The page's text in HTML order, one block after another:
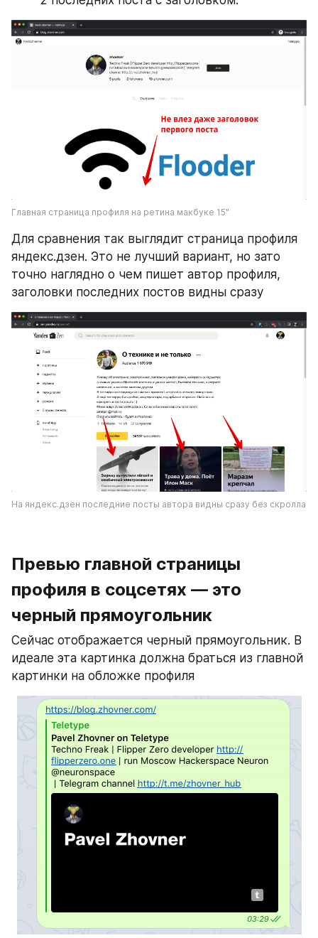
Главная страница профиля на ретина макбуке 15"
Для сравнения так выглядит страница профиля
яндекс.дзен. Это не лучший вариант, но зато
точно наглядно о чем пишет автор профиля,
заголовки последних постов видны сразу
На яндекс.дзен последние посты автора видны сразу без скролла
Превью главной страницы
профиля в соцсетях — это
черный прямоугольник
Сейчас отображается черный прямоугольник. В
идеале эта картинка должна браться из главной
картинки на обложке профиля